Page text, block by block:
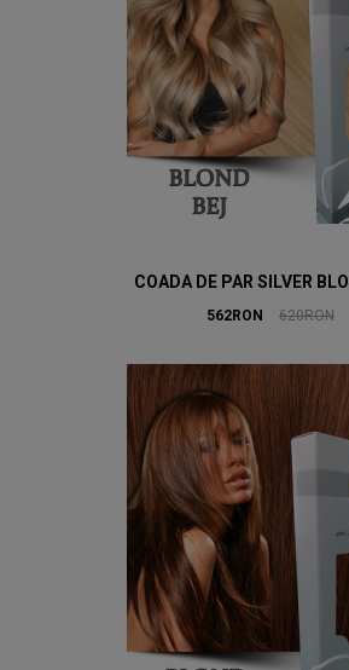
COADA DE PAR SILVER
562RON 620RON